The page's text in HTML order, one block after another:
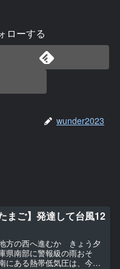
ローする
wunder2023
まご】発達して台風12
方の西へ進むか きょう夕
県南部に警報級の雨おそ
ある熱帯低気圧は、今後